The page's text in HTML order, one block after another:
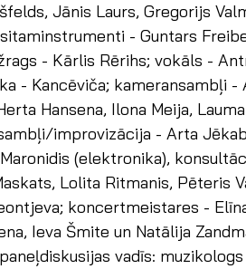
Jānis Laurs, Gregorijs
- Guntars
- Kārlis Rērihs; vokāls -
- Kancēviča; kameransambļi -
Hansena, Ilona Meija,
improvizācija - Arta
(elektronika),
Lolita Ritmanis, Pēteris
koncertmeistares -
Ieva Šmite un Natālija
vadīs: